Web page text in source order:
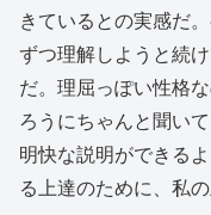
きているとの実感だ
ずつ理解しようと続
だ。理屈っぽい性格
ろうにちゃんと聞い
明快な説明ができる
る上達のために、私